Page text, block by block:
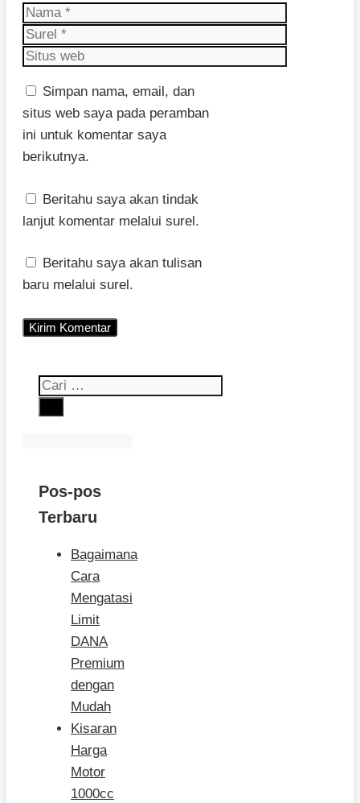
Nama
Surel
Situs
Simpan nama, email, dan
situs web saya pada peramban
ini untuk komentar saya
berikutnya.
Beritahu saya akan tindak
lanjut komentar melalui surel.
Beritahu saya akan tulisan
baru melalui surel.
Cari
Pos-pos
Terbaru
Bagaimana
Cara
Mengatasi
Limit
DANA
Premium
dengan
Mudah
Kisaran
Harga
Motor
1000cc